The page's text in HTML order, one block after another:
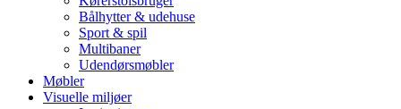
Bålhytter & udehuse
Sport & spil
Multibaner
Udendørsmøbler
Møbler
Visuelle miljøer